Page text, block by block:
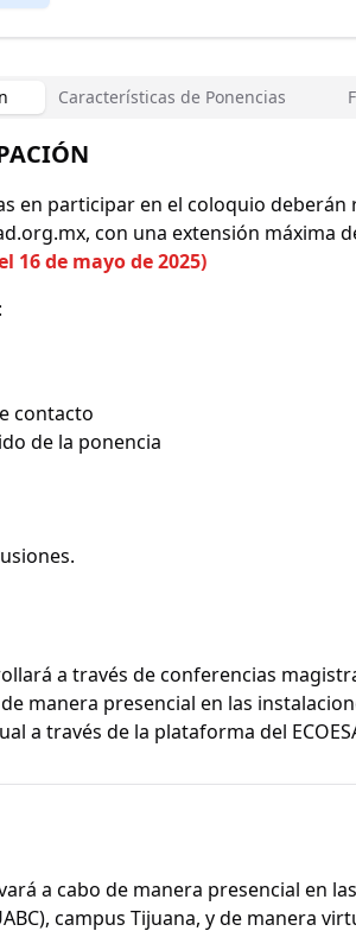
Características de Ponencias
en participar en el coloquio
con una extensión máxima
16 de mayo de 2025)
contacto
de la ponencia
a través de conferencias
manera presencial en las
a través de la plataforma del
a cabo de manera presencial en
campus Tijuana, y de manera